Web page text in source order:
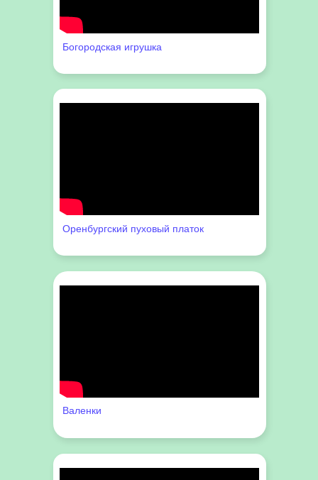
Богородская игрушка
Оренбургский пуховый платок
Валенки